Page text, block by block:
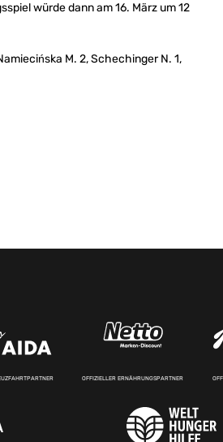
würde dann am 16. März um 12
M. 2, Schechinger N. 1,
OFFIZIELLER ERNÄHRUNGSPARTNER